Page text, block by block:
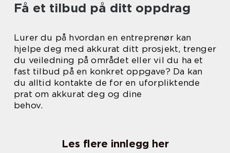
Få et tilbud på ditt oppdrag
Lurer du på hvordan en entreprenør kan
hjelpe deg med akkurat ditt prosjekt, trenger
du veiledning på området eller vil du ha et
fast tilbud på en konkret oppgave? Da kan
du alltid kontakte de for en uforpliktende
prat om akkurat deg og dine
behov.
Les flere innlegg her